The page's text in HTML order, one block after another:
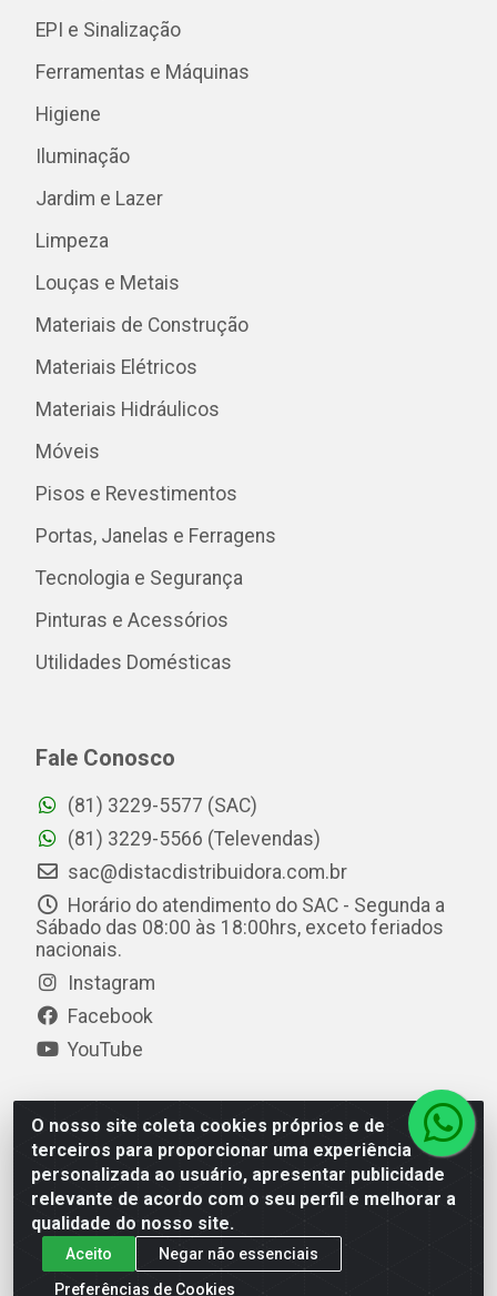
O nosso site coleta cookies próprios e de
terceiros para proporcionar uma experiência
personalizada ao usuário, apresentar publicidade
relevante de acordo com o seu perfil e melhorar a
qualidade do nosso site.
Aceito
Negar não essenciais
Preferências de Cookies
EPI e Sinalização
Ferramentas e Máquinas
Higiene
Iluminação
Jardim e Lazer
Limpeza
Louças e Metais
Materiais de Construção
Materiais Elétricos
Materiais Hidráulicos
Móveis
Pisos e Revestimentos
Portas, Janelas e Ferragens
Tecnologia e Segurança
Pinturas e Acessórios
Utilidades Domésticas
Fale Conosco
(81) 3229-5577 (SAC)
(81) 3229-5566 (Televendas)
sac@distacdistribuidora.com.br
Horário do atendimento do SAC - Segunda a
Sábado das 08:00 às 18:00hrs, exceto feriados
nacionais.
Instagram
Facebook
YouTube
Distac Distribuidora - Av. Durval de Góes Monteiro, 7049
- Jardim Petrópolis - Maceió/AL - CEP 57061-000 - CNPJ
08.072.649/0001-20